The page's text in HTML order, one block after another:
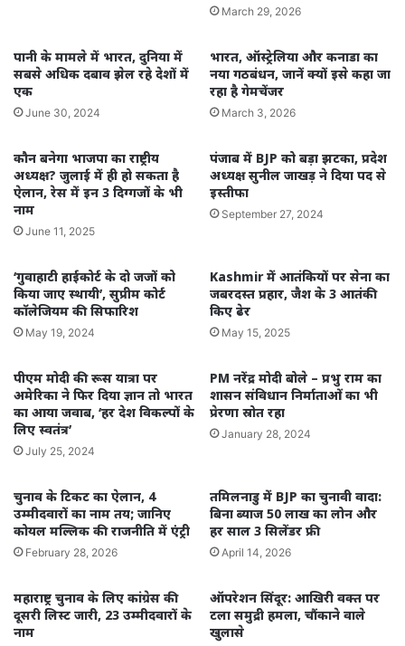
March 29, 2026
पानी के मामले में भारत, दुनिया में
सबसे अधिक दबाव झेल रहे देशों में
एक
June 30, 2024
भारत, ऑस्ट्रेलिया और कनाडा का
नया गठबंधन, जानें क्यों इसे कहा जा
रहा है गेमचेंजर
March 3, 2026
कौन बनेगा भाजपा का राष्ट्रीय
अध्यक्ष? जुलाई में ही हो सकता है
ऐलान, रेस में इन 3 दिग्गजों के भी
नाम
June 11, 2025
पंजाब में BJP को बड़ा झटका, प्रदेश
अध्यक्ष सुनील जाखड़ ने दिया पद से
इस्तीफा
September 27, 2024
‘गुवाहाटी हाईकोर्ट के दो जजों को
किया जाए स्थायी’, सुप्रीम कोर्ट
कॉलेजियम की सिफारिश
May 19, 2024
Kashmir में आतंकियों पर सेना का
जबरदस्त प्रहार, जैश के 3 आतंकी
किए ढेर
May 15, 2025
पीएम मोदी की रूस यात्रा पर
अमेरिका ने फिर दिया ज्ञान तो भारत
का आया जवाब, ‘हर देश विकल्पों के
लिए स्वतंत्र’
July 25, 2024
PM नरेंद्र मोदी बोले – प्रभु राम का
शासन संविधान निर्माताओं का भी
प्रेरणा स्रोत रहा
January 28, 2024
चुनाव के टिकट का ऐलान, 4
उम्मीदवारों का नाम तय; जानिए
कोयल मल्लिक की राजनीति में एंट्री
February 28, 2026
तमिलनाडु में BJP का चुनावी वादा:
बिना ब्याज 50 लाख का लोन और
हर साल 3 सिलेंडर फ्री
April 14, 2026
महाराष्ट्र चुनाव के लिए कांग्रेस की
दूसरी लिस्ट जारी, 23 उम्मीदवारों के
नाम
ऑपरेशन सिंदूर: आखिरी वक्त पर
टला समुद्री हमला, चौंकाने वाले
खुलासे